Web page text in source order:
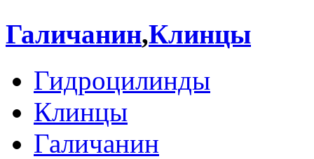
Галичанин,Клинцы
Гидроцилинды
Клинцы
Галичанин